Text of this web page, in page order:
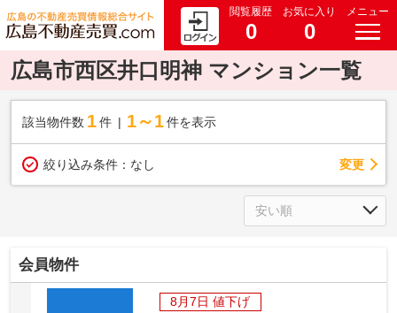
閲覧履歴
0
お気に入り
0
メニュー
広島市西区井口明神 マンション一覧
該当物件数 1件 1～1 件を表示
絞り込み条件： なし 変更
会員物件
8月7日 値下げ